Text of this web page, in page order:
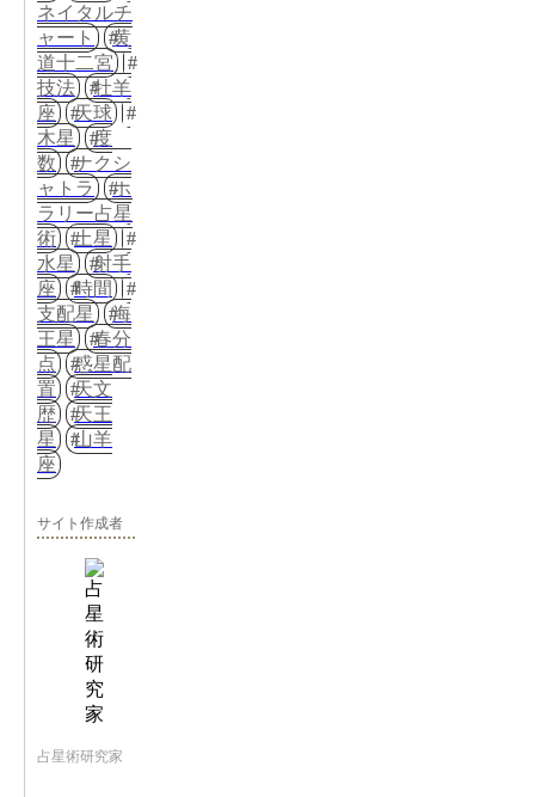
ネイタルチ
ャート
黄
道十二宮
技法
牡羊
座
天球
木星
度
数
ナクシ
ャトラ
ホ
ラリー占星
術
土星
水星
射手
座
時間
支配星
海
王星
春分
点
惑星配
置
天文
歴
天王
星
山羊
座
サイト作成者
占星術研究家